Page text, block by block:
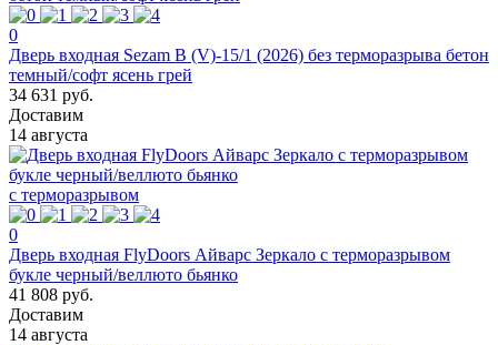
0
Дверь входная Sezam В (V)-15/1 (2026) без терморазрыва бетон
темный/софт ясень грей
34 631 руб.
Доставим
14 августа
с терморазрывом
0
Дверь входная FlyDoors Айварс Зеркало с терморазрывом
букле черный/веллюто бьянко
41 808 руб.
Доставим
14 августа